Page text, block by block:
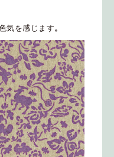
気を感じます。